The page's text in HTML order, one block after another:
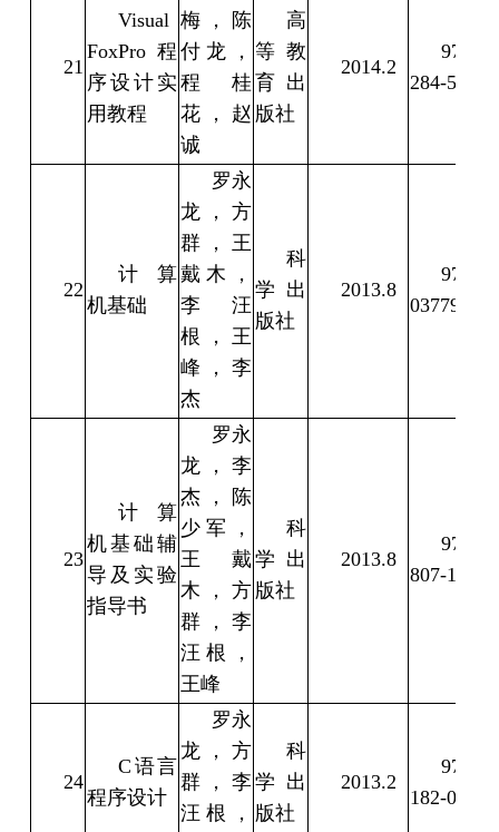
21
Visual
FoxPro程
序设计实
用教程
梅，陈
付龙，
程桂
花，赵
诚
高
等教
育出
版社
2014.2
978-
284-5
22
计算
机基础
罗永
龙，方
群，王
戴木，
李汪
根，王
峰，李
杰
科
学出
版社
2013.8
978-7-
037792-0
23
计算
机基础辅
导及实验
指导书
罗永
龙，李
杰，陈
少军，
王戴
木，方
群，李
汪根，
王峰
科
学出
版社
2013.8
978-
807-1
24
C语言
程序设计
罗永
龙，方
群，李
汪根，
科
学出
版社
2013.2
978-
182-0